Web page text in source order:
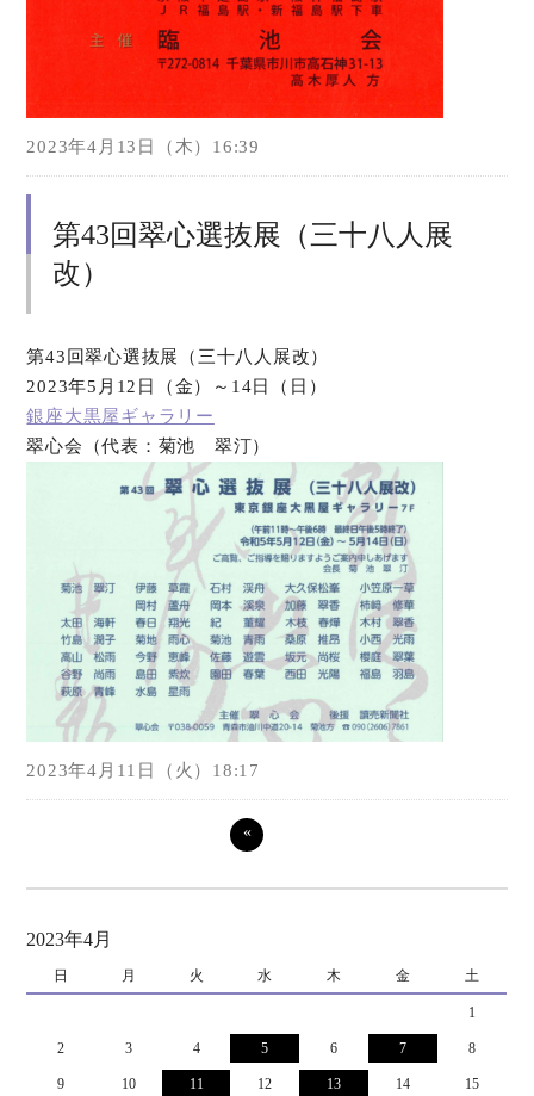
2023年4月13日（木）16:39
第43回翠心選抜展（三十八人展
改）
第43回翠心選抜展（三十八人展改）
2023年5月12日（金）～14日（日）
銀座大黒屋ギャラリー
翠心会（代表：菊池 翠汀）
2023年4月11日（火）18:17
«
2023年4月
日 月 火 水 木 金 土
1
2 3 4 5 6 7 8
9 10 11 12 13 14 15